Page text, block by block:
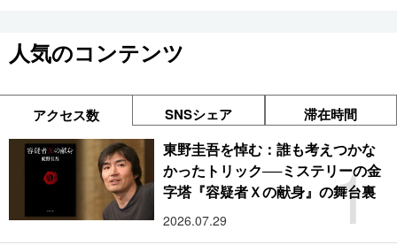
人気のコンテンツ
アクセス数 SNSシェア 滞在時間
1
東野圭吾を悼む：誰も考えつかな
かったトリック──ミステリーの金
字塔『容疑者Ｘの献身』の舞台裏
2026.07.29